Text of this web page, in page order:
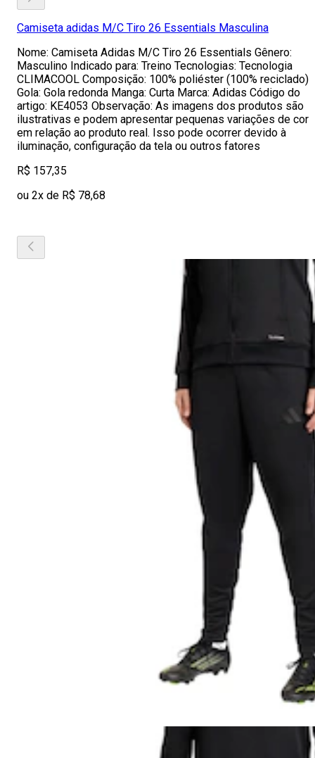
Camiseta adidas M/C Tiro 26 Essentials Masculina
Nome: Camiseta Adidas M/C Tiro 26 Essentials Gênero:
Masculino Indicado para: Treino Tecnologias: Tecnologia
CLIMACOOL Composição: 100% poliéster (100% reciclado)
Gola: Gola redonda Manga: Curta Marca: Adidas Código do
artigo: KE4053 Observação: As imagens dos produtos são
ilustrativas e podem apresentar pequenas variações de cor
em relação ao produto real. Isso pode ocorrer devido à
iluminação, configuração da tela ou outros fatores
R$ 157,35
ou 2x de R$ 78,68